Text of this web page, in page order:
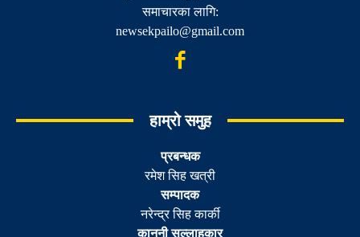
समाचारका लागि:
newsekpailo@gmail.com
हाम्रो समुह
प्रबन्धक
रमेश सिह खत्री
सम्पादक
नरेन्द्र सिह कार्की
कानुनी सल्लाहकार